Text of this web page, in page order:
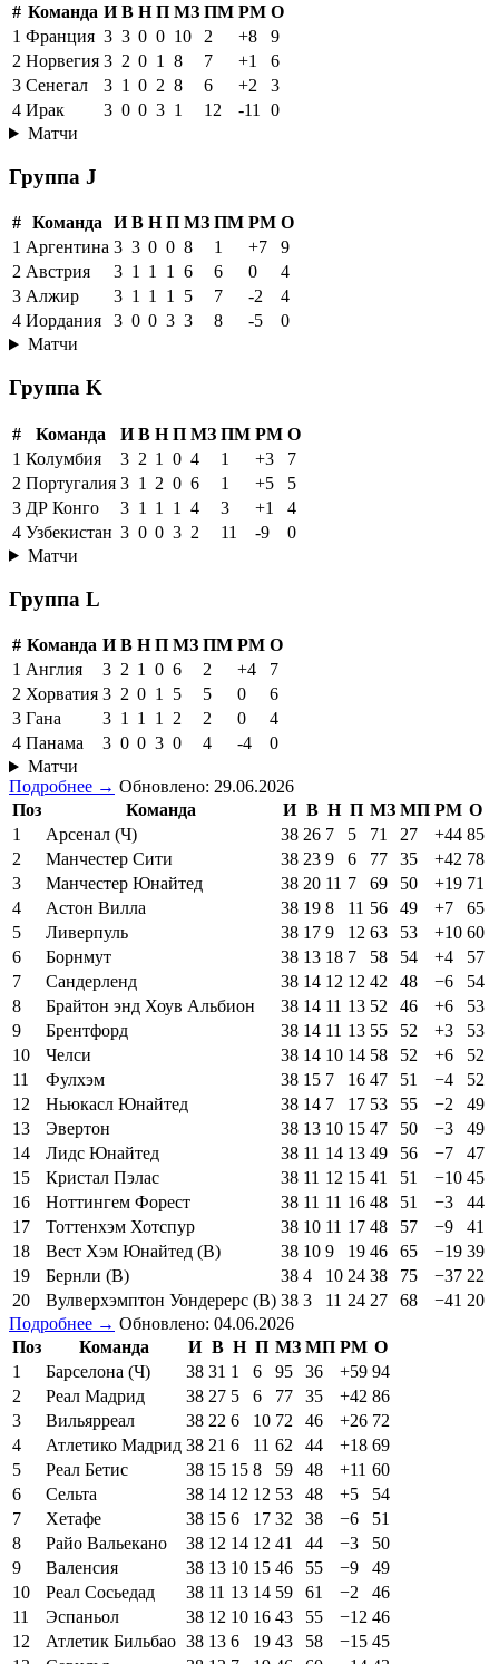
# Команда И В Н П МЗ ПМ РМ О
1 Франция 3 3 0 0 10 2 +8
9
2 Норвегия 3 2 0 1 8 7 +1
6
3 Сенегал 3 1 0 2 8 6 +2
3
4 Ирак 3 0 0 3 1 12 -11
0
Матчи
Группа J
# Команда И В Н П МЗ ПМ РМ О
1 Аргентина 3 3 0 0 8 1 +7
9
2 Австрия 3 1 1 1 6 6 0
4
3 Алжир 3 1 1 1 5 7 -2
4
4 Иордания 3 0 0 3 3 8 -5
0
Матчи
Группа K
# Команда И В Н П МЗ ПМ РМ О
1 Колумбия 3 2 1 0 4 1 +3
7
2 Португалия 3 1 2 0 6 1 +5
5
3 ДР Конго 3 1 1 1 4 3 +1
4
4 Узбекистан 3 0 0 3 2 11 -9
0
Матчи
Группа L
# Команда И В Н П МЗ ПМ РМ О
1 Англия 3 2 1 0 6 2 +4
7
2 Хорватия 3 2 0 1 5 5 0
6
3 Гана 3 1 1 1 2 2 0
4
4 Панама 3 0 0 3 0 4 -4
0
Матчи
Подробнее → Обновлено: 29.06.2026
Поз
Команда И В Н П МЗ МП РМ О
1
Арсенал (Ч) 38 26 7 5 71 27 +44 85
2
Манчестер Сити 38 23 9 6 77 35 +42 78
3
Манчестер Юнайтед 38 20 11 7 69 50 +19 71
4
Астон Вилла 38 19 8 11 56 49 +7
65
5
Ливерпуль 38 17 9 12 63 53 +10 60
6
Борнмут 38 13 18 7 58 54 +4
57
7
Сандерленд 38 14 12 12 42 48 −6
54
8
Брайтон энд Хоув Альбион 38 14 11 13 52 46 +6
53
9
Брентфорд 38 14 11 13 55 52 +3
53
10
Челси 38 14 10 14 58 52 +6
52
11
Фулхэм 38 15 7 16 47 51 −4
52
12
Ньюкасл Юнайтед 38 14 7 17 53 55 −2
49
13
Эвертон 38 13 10 15 47 50 −3
49
14
Лидс Юнайтед 38 11 14 13 49 56 −7
47
15
Кристал Пэлас 38 11 12 15 41 51 −10 45
16
Ноттингем Форест 38 11 11 16 48 51 −3
44
17
Тоттенхэм Хотспур 38 10 11 17 48 57 −9
41
18
Вест Хэм Юнайтед (В) 38 10 9 19 46 65 −19 39
19
Бернли (В) 38 4 10 24 38 75 −37 22
20
Вулверхэмптон Уондерерс (В) 38 3 11 24 27 68 −41 20
Подробнее → Обновлено: 04.06.2026
Поз
Команда И В Н П МЗ МП РМ О
1
Барселона (Ч) 38 31 1 6 95 36 +59 94
2
Реал Мадрид 38 27 5 6 77 35 +42 86
3
Вильярреал 38 22 6 10 72 46 +26 72
4
Атлетико Мадрид 38 21 6 11 62 44 +18 69
5
Реал Бетис 38 15 15 8 59 48 +11 60
6
Сельта 38 14 12 12 53 48 +5
54
7
Хетафе 38 15 6 17 32 38 −6
51
8
Райо Вальекано 38 12 14 12 41 44 −3
50
9
Валенсия 38 13 10 15 46 55 −9
49
10
Реал Сосьедад 38 11 13 14 59 61 −2
46
11
Эспаньол 38 12 10 16 43 55 −12 46
12
Атлетик Бильбао 38 13 6 19 43 58 −15 45